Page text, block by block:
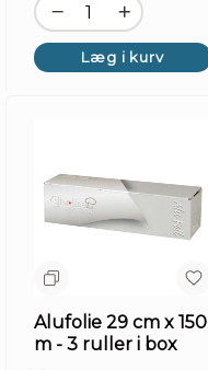
Læg i kurv
Alufolie 29 cm x 150
m - 3 ruller i box